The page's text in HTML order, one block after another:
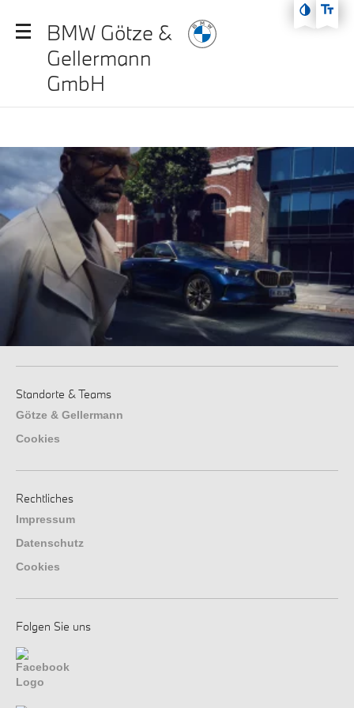
Zum Hauptmenü
BMW Götze &
Gellermann
GmbH
Standorte & Teams
Götze & Gellermann
Cookies
Rechtliches
Impressum
Datenschutz
Cookies
Folgen Sie uns